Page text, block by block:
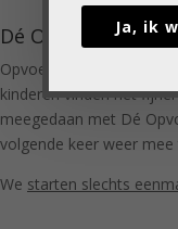
Dé
Opvoeden wordt
kinderen vinden het
meegedaan met Dé
volgende keer weer
We starten slechts
Ja, ik